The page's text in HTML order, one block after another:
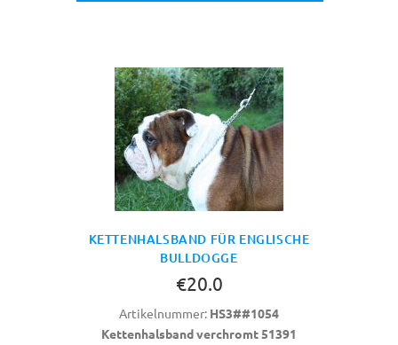
KETTENHALSBAND FÜR ENGLISCHE
BULLDOGGE
€20.0
Artikelnummer: HS3##1054
Kettenhalsband verchromt 51391